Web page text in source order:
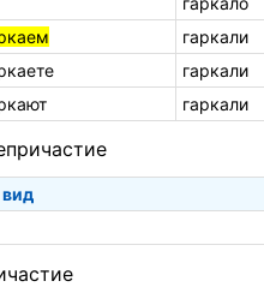
гаркали
гаркали
гаркали